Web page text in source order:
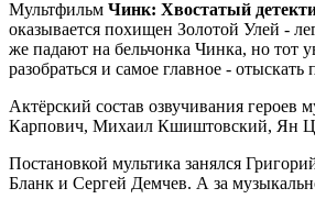
Мультфильм Чинк: Хвостатый
оказывается похищен Золотой Улей -
же падают на бельчонка Чинка, но тот
разобраться и самое главное -
Актёрский состав озвучивания
Карпович, Михаил Кшиштовский, Ян
Постановкой мультика занялся
Бланк и Сергей Демчев. А за